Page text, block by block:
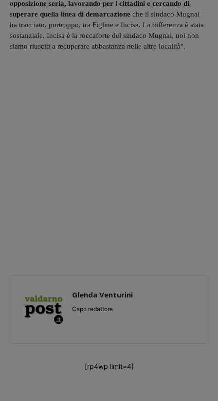
opposizione seria, lavorando per i cittadini e cercando di
superare quella linea di demarcazione che il sindaco Mugnai
ha tracciato, purtroppo, tra Figline e Incisa. La differenza è stata
sostanziale, Incisa è la roccaforte del sindaco Mugnai, noi non
siamo riusciti a recuperare abbastanza nelle altre località".
Glenda Venturini
Capo redattore
[rp4wp limit=4]